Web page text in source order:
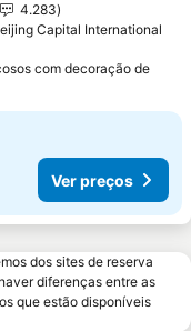
4.283
Capital International
com decoração de
Ver preços
dos sites de reserva
diferenças entre as
que estão disponíveis